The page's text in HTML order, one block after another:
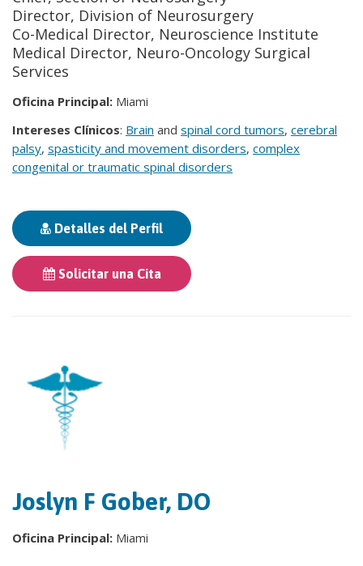
Director, Division of Neurosurgery
Co-Medical Director, Neuroscience Institute
Medical Director, Neuro-Oncology Surgical
Services
Oficina Principal: Miami
Intereses Clínicos: Brain and spinal cord tumors, cerebral
palsy, spasticity and movement disorders, complex
congenital or traumatic spinal disorders
Detalles del Perfil
Solicitar una Cita
Joslyn F Gober, DO
Oficina Principal: Miami